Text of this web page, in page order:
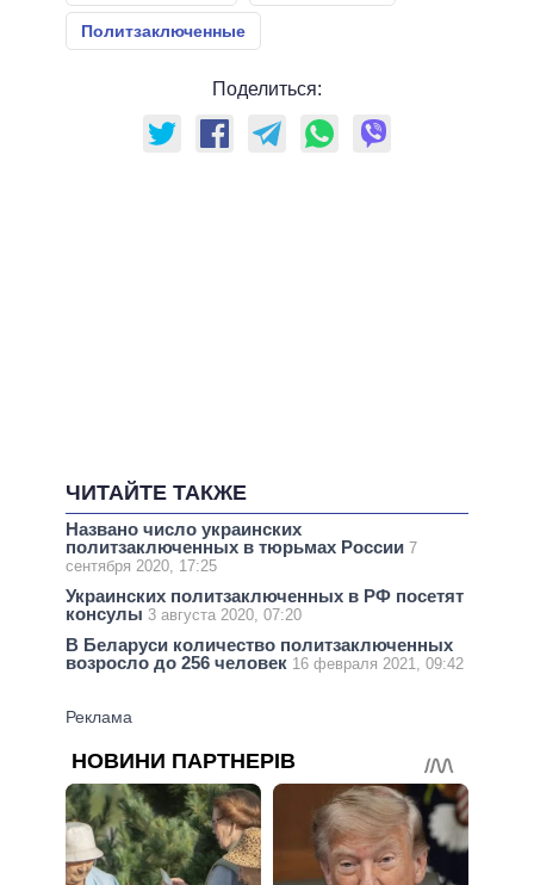
Политзаключенные
Поделиться:
ЧИТАЙТЕ ТАКЖЕ
Названо число украинских
политзаключенных в тюрьмах России 7
сентября 2020, 17:25
Украинских политзаключенных в РФ посетят
консулы 3 августа 2020, 07:20
В Беларуси количество политзаключенных
возросло до 256 человек 16 февраля 2021, 09:42